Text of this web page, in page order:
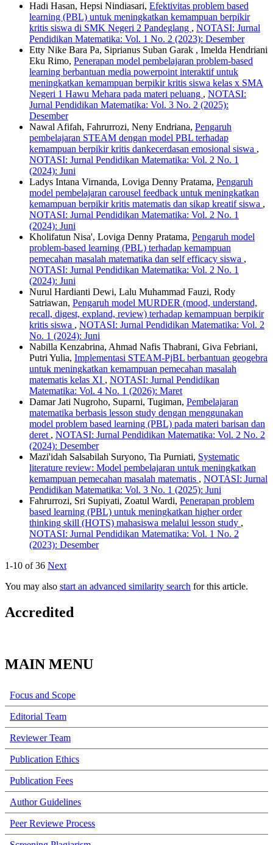
Hadi Hasan, Hepsi Nindiasari, Efektivitas problem based
learning (PBL) untuk meningkatkan kemampuan berpikir
kritis siswa di SMK Negeri 2 Pandeglang , NOTASI: Jurnal
Pendidikan Matematika: Vol. 1 No. 2 (2023): Desember
Etty Nike Bara Pa, Siprianus Suban Garak , Imelda Hendriani
Eku Rimo, Penerapan model pembelajaran problem-based
learning berbantuan media powerpoint interaktif untuk
meningkatkan kemampuan berpikir kritis siswa kelas x SMA
Negeri 1 Hawu Mehara pada materi peluang , NOTASI:
Jurnal Pendidikan Matematika: Vol. 3 No. 2 (2025):
Desember
Nawal Afifah, Fahrurrozi, Neny Endriana, Pengaruh
pembelajaran STEAM dengan model PBL terhadap
kemampuan berpikir kritis dankecerdasan emosional siswa ,
NOTASI: Jurnal Pendidikan Matematika: Vol. 2 No. 1
(2024): Juni
Ladys Intana Virnanda, Loviga Denny Pratama, Pengaruh
model pembelajaran carousel feedback untuk meningkatkan
kemampuan berpikir kritis matematis dan sikap kreatif siswa ,
NOTASI: Jurnal Pendidikan Matematika: Vol. 2 No. 1
(2024): Juni
Kholifatun Nisa', Loviga Denny Pratama, Pengaruh model
problem-based learning (PBL) terhadap kemampuan
pemecahan masalah matematika dan self efficacy siswa ,
NOTASI: Jurnal Pendidikan Matematika: Vol. 2 No. 1
(2024): Juni
Nurul Hardianti Dewi, Lalu Muhammad Fauzi, Rody
Satriawan, Pengaruh model MURDER (mood, understand,
recall, digest, expland, review) terhadap kemampuan berpikir
kritis siswa , NOTASI: Jurnal Pendidikan Matematika: Vol. 2
No. 1 (2024): Juni
Nabilla Kenzabrina, Ahmad Nafis Thabrani, Giva Febriani,
Putri Yulia, Implementasi STEAM-PjBL berbantuan geogebra
untuk meningkatkan kemampuan pemecahan masalah
matematis kelas XI , NOTASI: Jurnal Pendidikan
Matematika: Vol. 4 No. 1 (2026): Maret
Damar Jati Nugroho, Suparni, Tugiman, Pembelajaran
matematika berbasis lesson study dengan menggunakan
model problem based learning (PBL) pada materi barisan dan
deret , NOTASI: Jurnal Pendidikan Matematika: Vol. 2 No. 2
(2024): Desember
Mazi'idah Salsabilah Suryono, Tia Purniati, Systematic
literature review: Model pembelajaran untuk meningkatkan
kemampuan pemecahan masalah matematis , NOTASI: Jurnal
Pendidikan Matematika: Vol. 3 No. 1 (2025): Juni
Fahrurrozi, Sri Supiyati, Zoatul Wardi, Penerapan problem
based learning (PBL) untuk meningkatkan higher order
thinking skill (HOTS) mahasiswa melalui lesson study ,
NOTASI: Jurnal Pendidikan Matematika: Vol. 1 No. 2
(2023): Desember
1-10 of 36 Next
You may also start an advanced similarity search for this article.
Accredited
MAIN MENU
Focus and Scope
Editorial Team
Reviewer Team
Publication Ethics
Publication Fees
Author Guidelines
Peer Reviewe Process